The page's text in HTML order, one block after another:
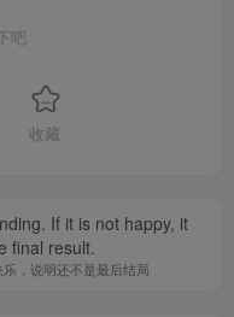
吧
收藏
If it is not happy, it
final result.
，说明还不是最后结局